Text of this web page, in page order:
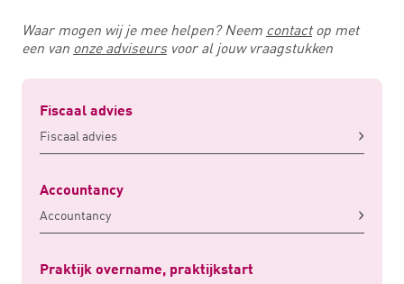
Waar mogen wij je mee helpen? Neem contactop met
een van onze adviseurs voor al jouw vraagstukken
Fiscaal advies
Fiscaal advies
Accountancy
Accountancy
Praktijk overname, praktijkstart